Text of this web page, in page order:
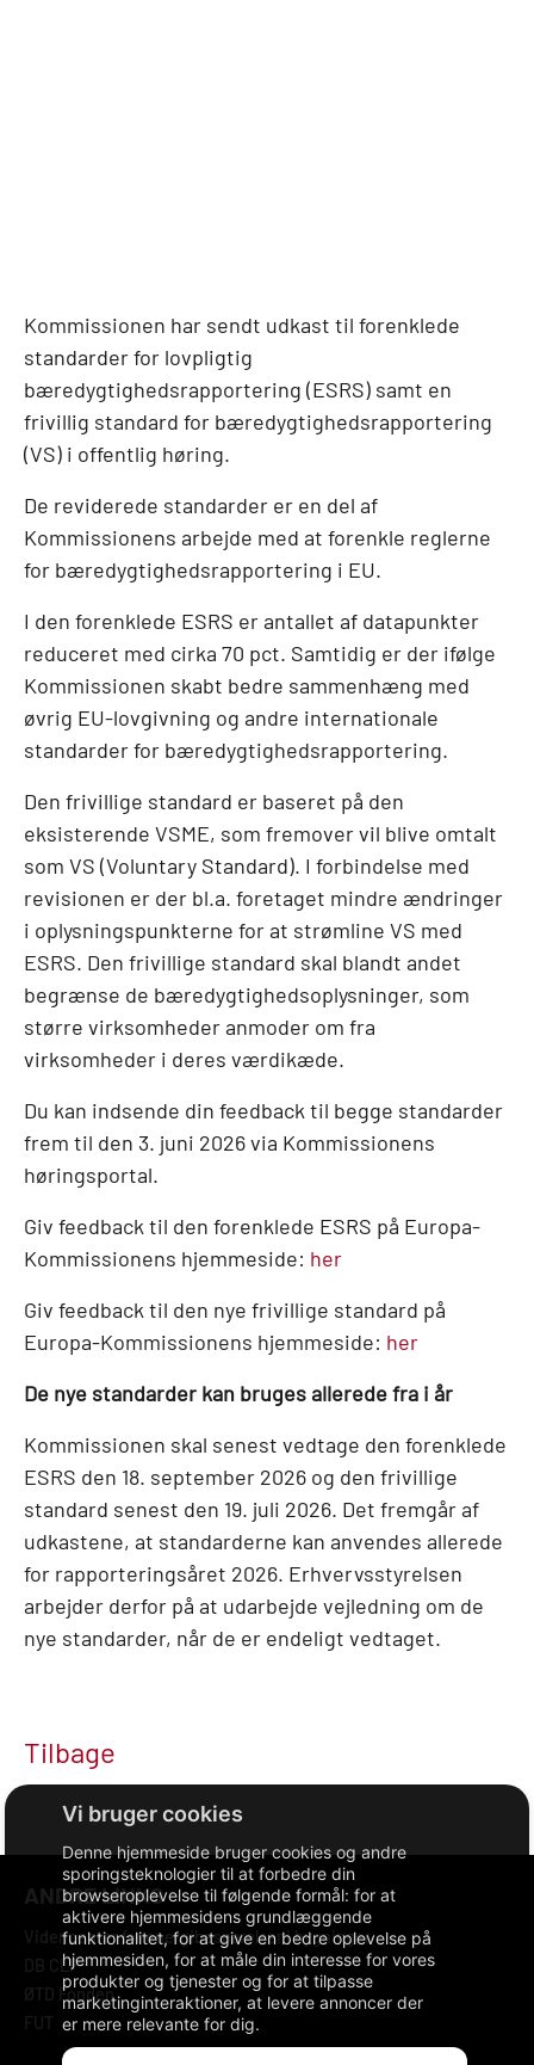
Denne hjemmeside bruger cookies og andre
sporingsteknologier til at forbedre din
browseroplevelse til følgende formål:for at
aktivere hjemmesidens grundlæggende
funktionalitet,for at give en bedre oplevelse på
hjemmesiden,for at måle din interesse for vores
produkter og tjenester og for at tilpasse
marketinginteraktioner,at levere annoncer der
er mere relevante for dig.
Kommissionen har sendt udkast til forenklede
standarder for lovpligtig
bæredygtighedsrapportering (ESRS) samt en
frivillig standard for bæredygtighedsrapportering
(VS) i offentlig høring.
De reviderede standarder er en del af
Kommissionens arbejde med at forenkle reglerne
for bæredygtighedsrapportering i EU.
I den forenklede ESRS er antallet af datapunkter
reduceret med cirka 70 pct. Samtidig er der ifølge
Kommissionen skabt bedre sammenhæng med
øvrig EU-lovgivning og andre internationale
standarder for bæredygtighedsrapportering.
Den frivillige standard er baseret på den
eksisterende VSME, som fremover vil blive omtalt
som VS (Voluntary Standard). I forbindelse med
revisionen er der bl.a. foretaget mindre ændringer
i oplysningspunkterne for at strømline VS med
ESRS. Den frivillige standard skal blandt andet
begrænse de bæredygtighedsoplysninger, som
større virksomheder anmoder om fra
virksomheder i deres værdikæde.
Du kan indsende din feedback til begge standarder
frem til den 3. juni 2026 via Kommissionens
høringsportal.
Giv feedback til den forenklede ESRS på Europa-
Kommissionens hjemmeside: her
Giv feedback til den nye frivillige standard på
Europa-Kommissionens hjemmeside: her
De nye standarder kan bruges allerede fra i år
Kommissionen skal senest vedtage den forenklede
ESRS den 18. september 2026 og den frivillige
standard senest den 19. juli 2026. Det fremgår af
udkastene, at standarderne kan anvendes allerede
for rapporteringsåret 2026. Erhvervsstyrelsen
arbejder derfor på at udarbejde vejledning om de
nye standarder, når de er endeligt vedtaget.
Tilbage
ANDRE LINKS
Videncenter for energibesparelser i bygninger
DB CLP
ØTD Fonden
FUT